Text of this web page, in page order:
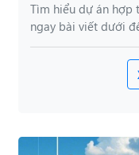
Tìm hiểu dự án hợp
ngay bài viết dưới